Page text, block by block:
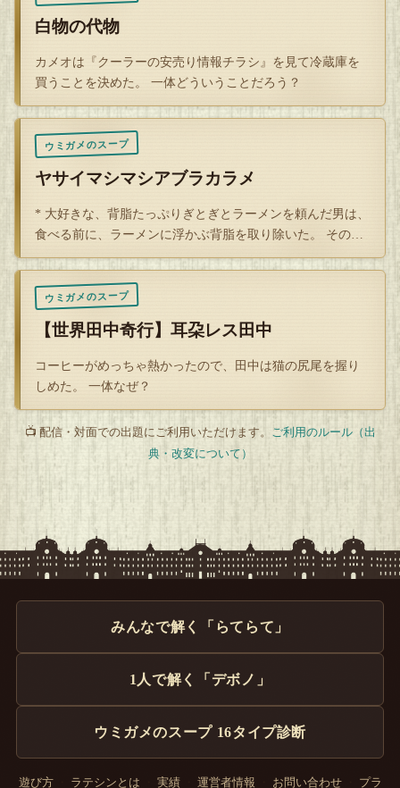
白物の代物
カメオは『クーラーの安売り情報チラシ』を見て冷蔵庫を
買うことを決めた。 一体どういうことだろう？
ウミガメのスープ
ヤサイマシマシアブラカラメ
* 大好きな、背脂たっぷりぎとぎとラーメンを頼んだ男は、
食べる前に、ラーメンに浮かぶ背脂を取り除いた。 その背
脂を口に…
ウミガメのスープ
【世界田中奇行】耳朶レス田中
コーヒーがめっちゃ熱かったので、田中は猫の尻尾を握り
しめた。 一体なぜ？
📺 配信・対面での出題にご利用いただけます。
ご利用のルール（出
典・改変について）
みんなで解く「らてらて」
1人で解く「デボノ」
ウミガメのスープ 16タイプ診断
遊び方・ ラテシンとは 実績・ 運営者情報 お問い合わせ・ プラ